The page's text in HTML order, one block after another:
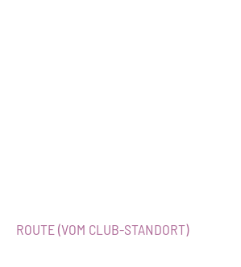
ROUTE (VOM CLUB-STANDORT)